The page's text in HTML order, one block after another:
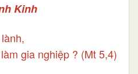
Kinh
gia nghiệp ? (Mt 5,4)